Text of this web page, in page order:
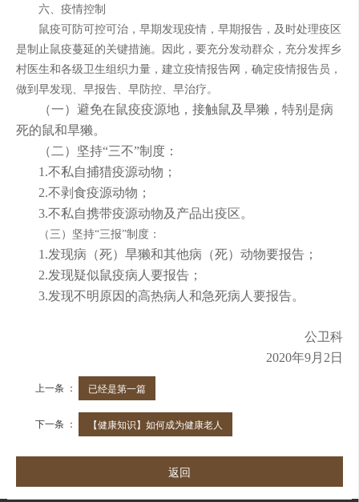
六、疫情控制
鼠疫可防可控可治，早期发现疫情，早期报告，及时处理疫区
是制止鼠疫蔓延的关键措施。因此，要充分发动群众，充分发挥乡
村医生和各级卫生组织力量，建立疫情报告网，确定疫情报告员，
做到早发现、早报告、早防控、早治疗。
（一）避免在鼠疫疫源地，接触鼠及旱獭，特别是病
死的鼠和旱獭。
（二）坚持“三不”制度：
1.不私自捕猎疫源动物；
2.不剥食疫源动物；
3.不私自携带疫源动物及产品出疫区。
（三）坚持“三报”制度：
1.发现病（死）旱獭和其他病（死）动物要报告；
2.发现疑似鼠疫病人要报告；
3.发现不明原因的高热病人和急死病人要报告。
公卫科
2020年9月2日
上一条 ： 已经是第一篇
下一条 ： 【健康知识】如何成为健康老人
返回